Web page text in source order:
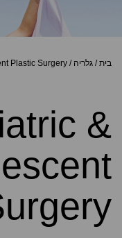
בית/ גלריה /
Plastic Surgery
&